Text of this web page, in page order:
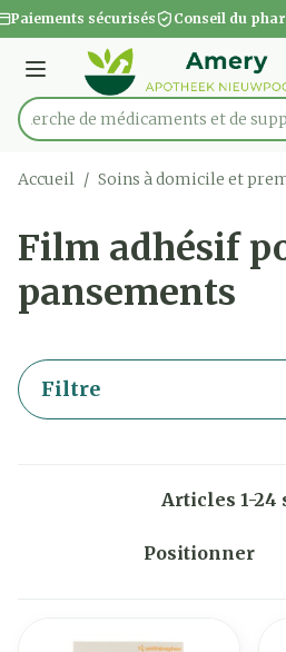
Aller au contenu
1 de 1
Paiements sécurisés Conseil du
Menu
Rechercher
Recherche de médicaments e
Accueil / Soins à domicile et
Film adhésif
pansements
Filtre
Articles 1-24
Trier par: